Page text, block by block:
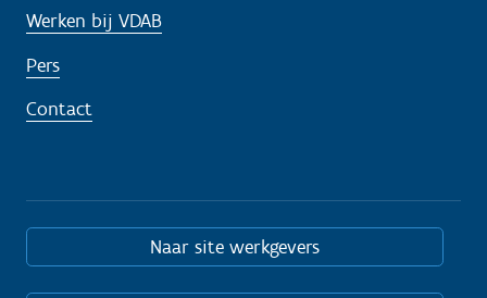
Werken bij VDAB
Pers
Contact
Naar site werkgevers